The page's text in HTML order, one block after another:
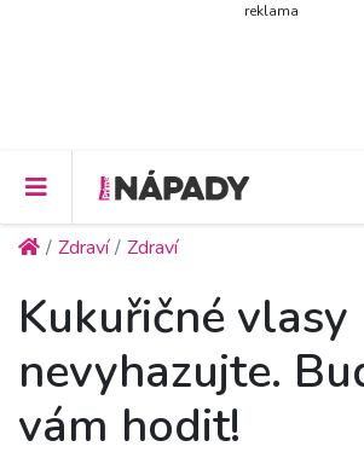
reklama
Zdraví Zdraví
Kukuřičné vlasy
nevyhazujte.
vám hodit!